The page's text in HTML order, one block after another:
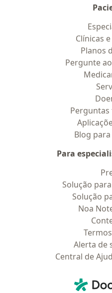
Clínicas
Planos
Pergunte
Blog
Para
Solução
Solução
Noa
Alerta de
Central de